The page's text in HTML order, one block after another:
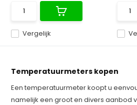
Vergelijk
Temperatuurmeters kopen
Een temperatuurmeter koopt u
namelijk een groot en divers aanbod